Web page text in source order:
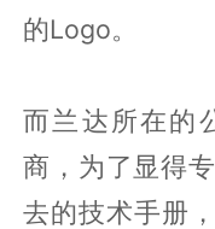
的Logo。
而兰达所在的
商，为了显得
去的技术手册